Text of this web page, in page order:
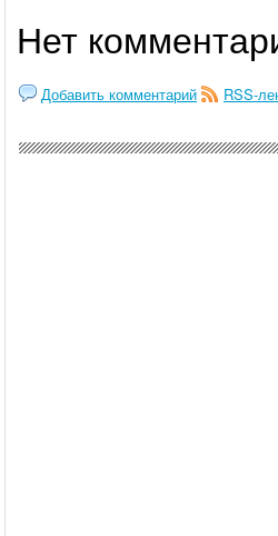
Нет
Добавить комментарий RSS-